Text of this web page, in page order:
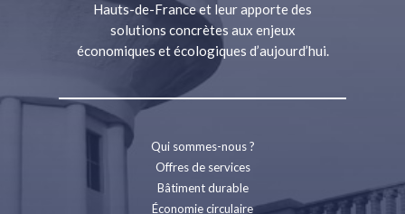
Hauts-de-France et leur apporte des
solutions concrètes aux enjeux
économiques et écologiques d’aujourd’hui.
Qui sommes-nous ?
Offres de services
Bâtiment durable
Économie circulaire